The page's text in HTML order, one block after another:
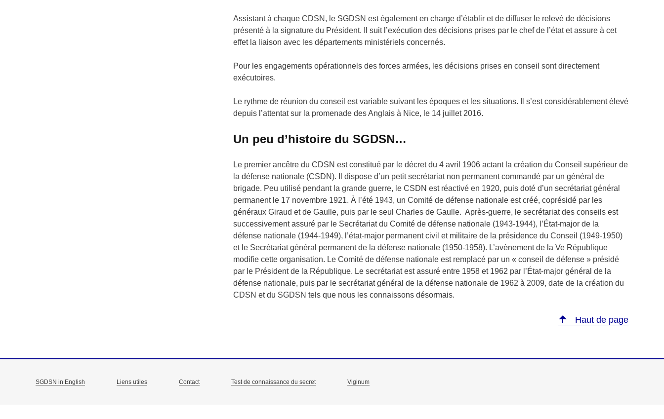
Assistant à chaque CDSN, le SGDSN est également en charge d’établir et de diffuser le relevé de décisions
présenté à la signature du Président. Il suit l’exécution des décisions prises par le chef de l’état et assure à cet
effet la liaison avec les départements ministériels concernés.
Pour les engagements opérationnels des forces armées, les décisions prises en conseil sont directement
exécutoires.
Le rythme de réunion du conseil est variable suivant les époques et les situations. Il s’est considérablement élevé
depuis l’attentat sur la promenade des Anglais à Nice, le 14 juillet 2016.
Un peu d’histoire du SGDSN…
Le premier ancêtre du CDSN est constitué par le décret du 4 avril 1906 actant la création du Conseil supérieur de
la défense nationale (CSDN). Il dispose d’un petit secrétariat non permanent commandé par un général de
brigade. Peu utilisé pendant la grande guerre, le CSDN est réactivé en 1920, puis doté d’un secrétariat général
permanent le 17 novembre 1921. À l’été 1943, un Comité de défense nationale est créé, coprésidé par les
généraux Giraud et de Gaulle, puis par le seul Charles de Gaulle. Après-guerre, le secrétariat des conseils est
successivement assuré par le Secrétariat du Comité de défense nationale (1943-1944), l’État-major de la
défense nationale (1944-1949), l’état-major permanent civil et militaire de la présidence du Conseil (1949-1950)
et le Secrétariat général permanent de la défense nationale (1950-1958). L’avènement de la Ve République
modifie cette organisation. Le Comité de défense nationale est remplacé par un « conseil de défense » présidé
par le Président de la République. Le secrétariat est assuré entre 1958 et 1962 par l’État-major général de la
défense nationale, puis par le secrétariat général de la défense nationale de 1962 à 2009, date de la création du
CDSN et du SGDSN tels que nous les connaissons désormais.
Haut de page
SGDSN in English Liens utiles Contact Test de connaissance du secret Viginum